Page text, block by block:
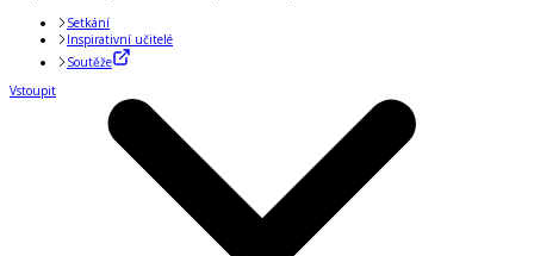
Setkání
Inspirativní učitelé
Soutěže
Vstoupit